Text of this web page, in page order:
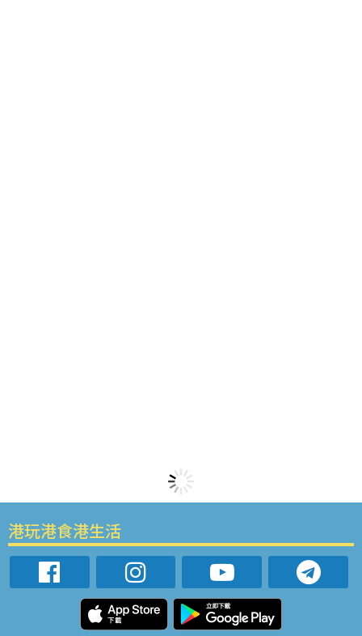
港玩港食港生活